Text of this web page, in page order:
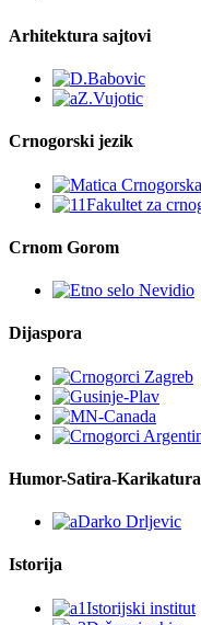
Arhitektura sajtovi
Crnogorski jezik
Crnom Gorom
Dijaspora
Humor-Satira-Karikatura
Istorija